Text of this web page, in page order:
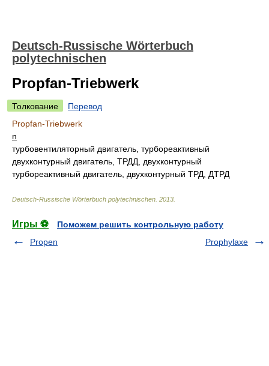
Deutsch-Russische Wörterbuch
polytechnischen
Propfan-Triebwerk
Толкование
Перевод
Propfan-Triebwerk
n
турбовентиляторный двигатель, турбореактивный
двухконтурный двигатель, ТРДД, двухконтурный
турбореактивный двигатель, двухконтурный ТРД, ДТРД
Deutsch-Russische Wörterbuch polytechnischen 2013
Игры ⚽
Поможем решить контрольную работу
Propen
Prophylaxe